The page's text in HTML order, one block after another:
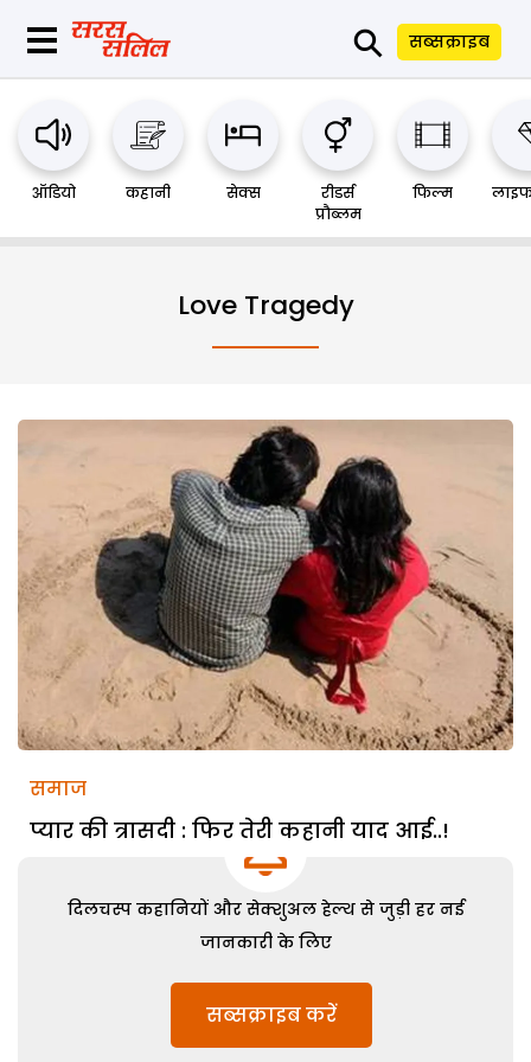
⚲ सब्सक्राइब
ऑडियो कहानी सेक्स
रीडर्स
प्रौब्लम
फिल्म
Love Tragedy
समाज
प्यार की त्रासदी : फिर तेरी कहानी याद आई..!
दिलचस्प कहानियों और सेक्शुअल हेल्थ से जुड़ी हर नई
जानकारी के लिए
सब्सक्राइब करें